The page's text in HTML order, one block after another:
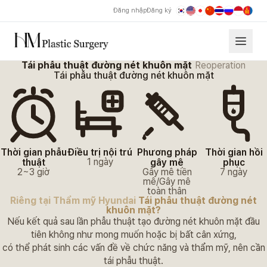
Đăng nhậpĐăng ký
Tái phẫu thuật đường nét khuôn mặt Thẩm mỹ Hyundai
Tái phẫu thuật đường nét khuôn mặt Reoperation
Tái phẫu thuật đường nét khuôn mặt
Thời gian phẫu
thuật
2~3 giờ
Điều trị nội trú
1 ngày
Phương pháp
gây mê
Gây mê tiền
mê/Gây mê
toàn thân
Thời gian hồi
phục
7 ngày
Riêng tại Thẩm mỹ Hyundai Tái phẫu thuật đường nét
khuôn mặt?
Nếu kết quả sau lần phẫu thuật tạo đường nét khuôn mặt đầu
tiên không như mong muốn hoặc bị bất cân xứng,
có thể phát sinh các vấn đề về chức năng và thẩm mỹ, nên cần
tái phẫu thuật.